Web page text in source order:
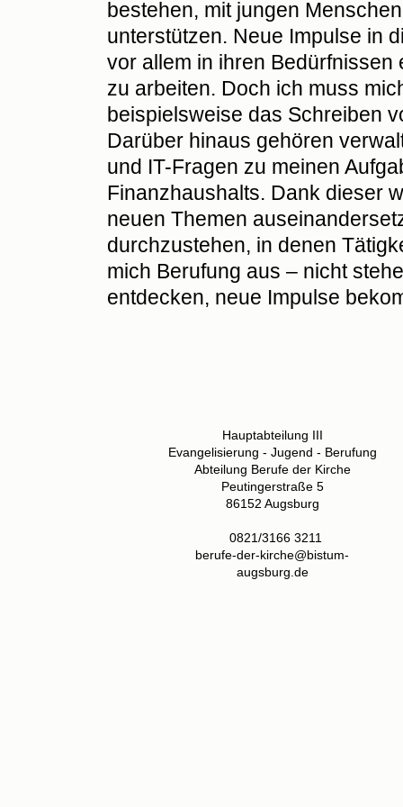
bestehen, mit jungen
unterstützen. Neue Impulse in
vor allem in ihren Bedürfnissen
zu arbeiten. Doch ich muss
beispielsweise das Schreiben
Darüber hinaus gehören
und IT-Fragen zu meinen
Finanzhaushalts. Dank dieser
neuen Themen
durchzustehen, in denen
mich Berufung aus – nicht
entdecken, neue Impulse
Hauptabteilung III
Evangelisierung - Jugend - Berufung
Abteilung Berufe der Kirche
Peutingerstraße 5
86152 Augsburg
0821/3166 3211
berufe-der-kirche@bistum-
augsburg.de